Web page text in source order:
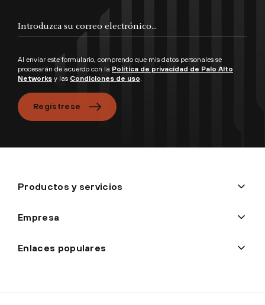
Al enviar este formulario, comprendo que mis datos personales se
procesarán de acuerdo con la Política de privacidad de Palo Alto
Networks y las Condiciones de uso
Regístrese
Productos y servicios
Empresa
Enlaces populares